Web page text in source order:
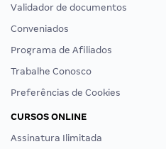
Validador de documentos
Conveniados
Programa de Afiliados
Trabalhe Conosco
Preferências de Cookies
CURSOS ONLINE
Assinatura Ilimitada